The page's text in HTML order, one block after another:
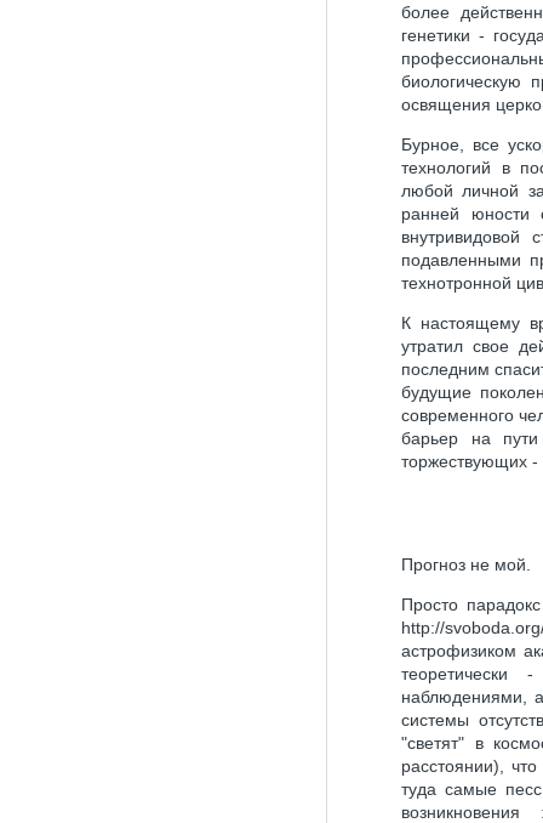
более
генетики -
биологическую
освящения
Бурное, все
технологий в
любой личной
ранней юности
внутривидовой
подавленными
технотронной
К настоящему
утратил свое
последним
будущие
современного
барьер на
торжествующих
Прогноз не мой.
Просто
http://
астрофизиком
теоретически
наблюдениями,
системы
"светят" в
расстоянии),
туда самые